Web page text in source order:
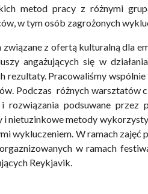
metod pracy z różnymi
w tym osób zagrożonych
z ofertą kulturalną dla
angażujących się w
rezultaty. Pracowaliśmy
Podczas różnych warsztatów
rozwiązania podsuwane
i nietuzinkowe metody
wykluczeniem. W ramach
w ramach
Reykjavik.